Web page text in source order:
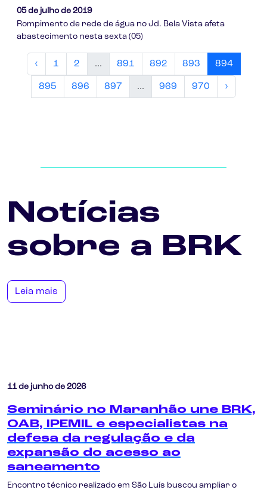
05 de julho de 2019
Rompimento de rede de água no Jd. Bela Vista afeta
abastecimento nesta sexta (05)
‹ 1 2 ... 891 892 893 894
895 896 897 ... 969 970 ›
Notícias
sobre a BRK
Leia mais
11 de junho de 2026
Seminário no Maranhão une BRK,
OAB, IPEMIL e especialistas na
defesa da regulação e da
expansão do acesso ao
saneamento
Encontro técnico realizado em São Luís buscou ampliar o